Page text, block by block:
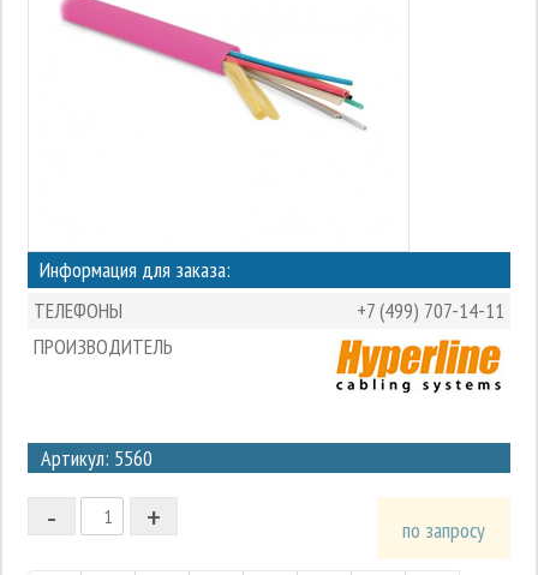
Информация для заказа:
ТЕЛЕФОНЫ
+7 (499) 707-14-11
ПРОИЗВОДИТЕЛЬ
Артикул: 5560
2
1
+
- по запросу